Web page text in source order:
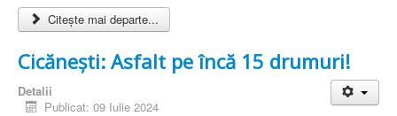
Citește mai departe...
Cicănești: Asfalt pe încă 15 drumuri!
Detalii
Publicat: 09 Iulie 2024